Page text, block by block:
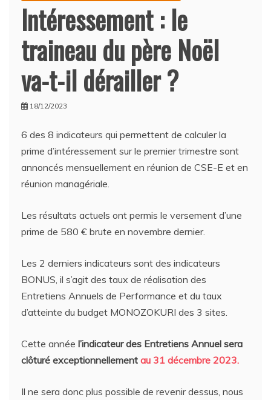
Intéressement : le
traineau du père Noël
va-t-il dérailler ?
18/12/2023
6 des 8 indicateurs qui permettent de calculer la
prime d’intéressement sur le premier trimestre sont
annoncés mensuellement en réunion de CSE-E et en
réunion managériale.
Les résultats actuels ont permis le versement d’une
prime de 580 € brute en novembre dernier.
Les 2 derniers indicateurs sont des indicateurs
BONUS, il s’agit des taux de réalisation des
Entretiens Annuels de Performance et du taux
d’atteinte du budget MONOZOKURI des 3 sites.
Cette année l’indicateur des Entretiens Annuel sera
clôturé exceptionnellement au 31 décembre 2023.
Il ne sera donc plus possible de revenir dessus, nous